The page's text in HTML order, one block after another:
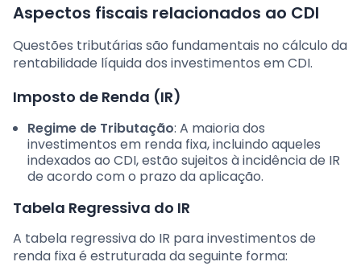
Aspectos fiscais relacionados ao CDI
Questões tributárias são fundamentais no cálculo da
rentabilidade líquida dos investimentos em CDI.
Imposto de Renda (IR)
Regime de Tributação: A maioria dos
investimentos em renda fixa, incluindo aqueles
indexados ao CDI, estão sujeitos à incidência de IR
de acordo com o prazo da aplicação.
Tabela Regressiva do IR
A tabela regressiva do IR para investimentos de
renda fixa é estruturada da seguinte forma: